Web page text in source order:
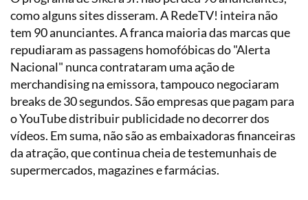
como alguns sites disseram. A RedeTV! inteira não
tem 90 anunciantes. A franca maioria das marcas que
repudiaram as passagens homofóbicas do "Alerta
Nacional" nunca contrataram uma ação de
merchandising na emissora, tampouco negociaram
breaks de 30 segundos. São empresas que pagam para
o YouTube distribuir publicidade no decorrer dos
vídeos. Em suma, não são as embaixadoras financeiras
da atração, que continua cheia de testemunhais de
supermercados, magazines e farmácias.